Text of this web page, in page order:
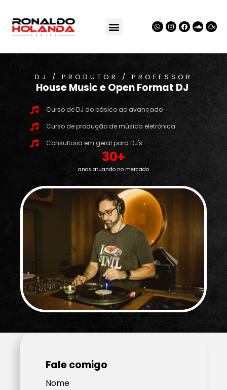
DJ / PRODUTOR / PROFESSOR
House Music e Open Format DJ
Curso de DJ do básico ao avançado
Curso de produção de música eletrônica
Consultoria em geral para DJ's
30+
anos atuando no mercado
Fale comigo
Nome